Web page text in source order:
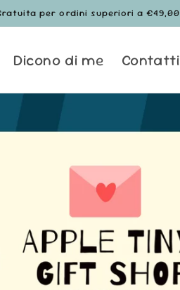
per ordini superiori a €49,00
Dicono di me Contatti